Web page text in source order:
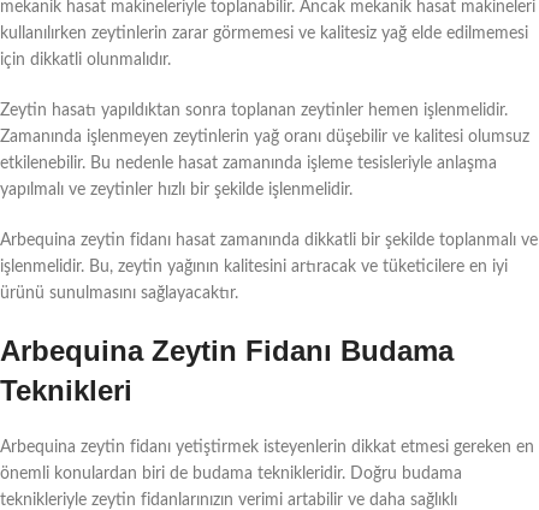
mekanik hasat makineleriyle toplanabilir. Ancak mekanik hasat makineleri
kullanılırken zeytinlerin zarar görmemesi ve kalitesiz yağ elde edilmemesi
için dikkatli olunmalıdır.
Zeytin hasatı yapıldıktan sonra toplanan zeytinler hemen işlenmelidir.
Zamanında işlenmeyen zeytinlerin yağ oranı düşebilir ve kalitesi olumsuz
etkilenebilir. Bu nedenle hasat zamanında işleme tesisleriyle anlaşma
yapılmalı ve zeytinler hızlı bir şekilde işlenmelidir.
Arbequina zeytin fidanı hasat zamanında dikkatli bir şekilde toplanmalı ve
işlenmelidir. Bu, zeytin yağının kalitesini artıracak ve tüketicilere en iyi
ürünü sunulmasını sağlayacaktır.
Arbequina Zeytin Fidanı Budama
Teknikleri
Arbequina zeytin fidanı yetiştirmek isteyenlerin dikkat etmesi gereken en
önemli konulardan biri de budama teknikleridir. Doğru budama
teknikleriyle zeytin fidanlarınızın verimi artabilir ve daha sağlıklı